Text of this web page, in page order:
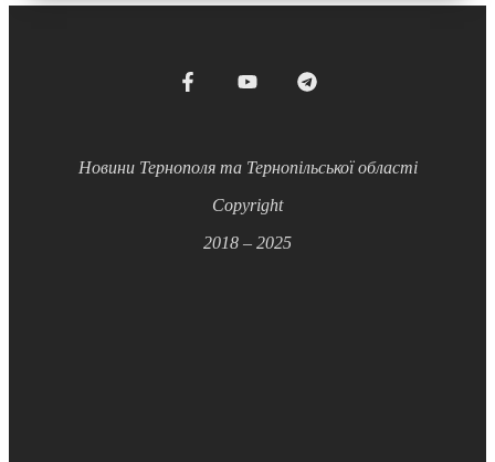
Новини Тернополя та Тернопільської області
Copyright
2018 – 2025